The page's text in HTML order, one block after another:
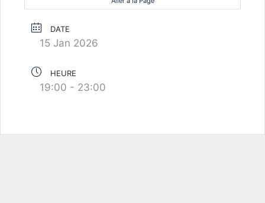
DATE
15 Jan 2026
HEURE
19:00 - 23:00